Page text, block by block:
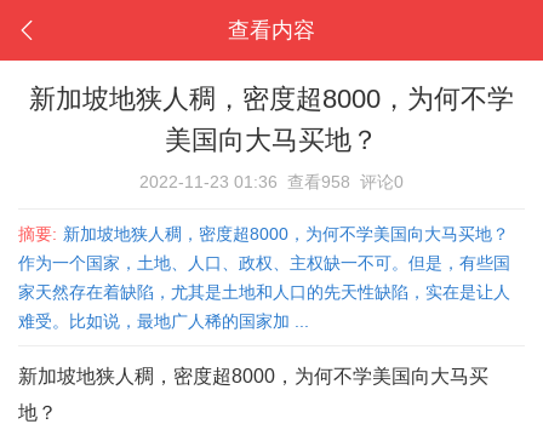
查看内容
新加坡地狭人稠，密度超8000，为何不学
美国向大马买地？
2022-11-23 01:36 查看958 评论0
摘要: 新加坡地狭人稠，密度超8000，为何不学美国向大马买地？
作为一个国家，土地、人口、政权、主权缺一不可。但是，有些国
家天然存在着缺陷，尤其是土地和人口的先天性缺陷，实在是让人
难受。比如说，最地广人稀的国家加 ...
新加坡地狭人稠，密度超8000，为何不学美国向大马买
地？